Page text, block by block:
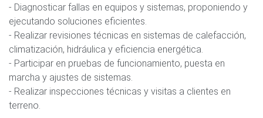
- Diagnosticar fallas en equipos y sistemas, proponiendo y
ejecutando soluciones eficientes.
- Realizar revisiones técnicas en sistemas de calefacción,
climatización, hidráulica y eficiencia energética.
- Participar en pruebas de funcionamiento, puesta en
marcha y ajustes de sistemas.
- Realizar inspecciones técnicas y visitas a clientes en
terreno.